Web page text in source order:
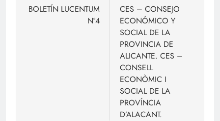
de
BOLETÍN LUCENTUM
Nº4
CES – CONSEJO
ECONÓMICO Y
SOCIAL DE LA
PROVINCIA DE
ALICANTE. CES –
CONSELL
ECONÒMIC I
SOCIAL DE LA
PROVÍNCIA
D’ALACANT.